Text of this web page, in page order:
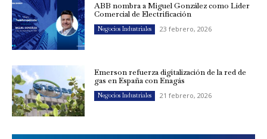
ABB nombra a Miguel González como Líder
Comercial de Electrificación
Negocios Industriales 23 febrero, 2026
Emerson refuerza digitalización de la red de
gas en España con Enagás
Negocios Industriales 21 febrero, 2026